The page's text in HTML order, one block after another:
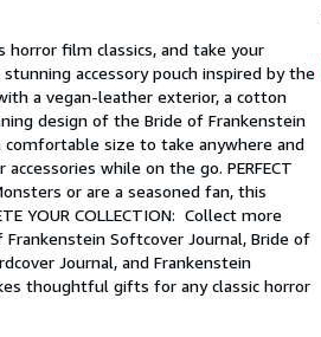
horror film classics, and take your
accessory pouch inspired by the
a vegan-leather exterior, a cotton
design of the Bride of Frankenstein
comfortable size to take anywhere and
while on the go. PERFECT
or are a seasoned fan, this
YOUR COLLECTION: Collect more
Softcover Journal, Bride of
Journal, and Frankenstein
thoughtful gifts for any classic horror